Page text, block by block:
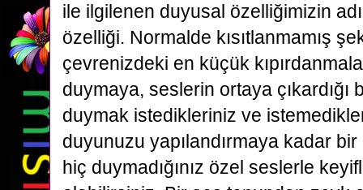
ile ilgilenen duyusal özelliğimizin
özelliği. Normalde kısıtlanmamış
çevrenizdeki en küçük
duymaya, seslerin ortaya çıkardığı
duymak istedikleriniz ve
duyunuzu yapılandırmaya kadar bir
hiç duymadığınız özel seslerle